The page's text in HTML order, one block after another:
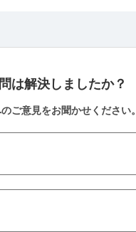
は解決しましたか？
ご意見をお聞かせください。